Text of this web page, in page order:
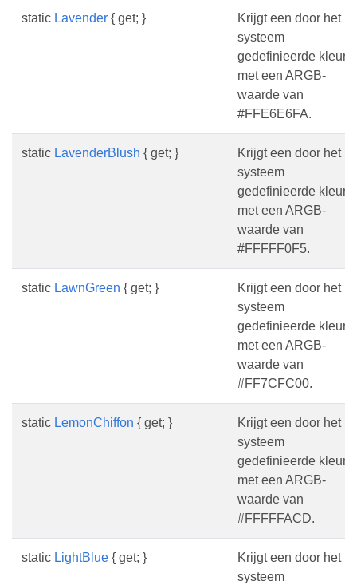
static Lavender { get; }
Krijgt een door het
systeem
gedefinieerde kleur
met een ARGB-
waarde van
#FFE6E6FA.
static LavenderBlush { get; }
Krijgt een door het
systeem
gedefinieerde kleur
met een ARGB-
waarde van
#FFFFF0F5.
static LawnGreen { get; }
Krijgt een door het
systeem
gedefinieerde kleur
met een ARGB-
waarde van
#FF7CFC00.
static LemonChiffon { get; }
Krijgt een door het
systeem
gedefinieerde kleur
met een ARGB-
waarde van
#FFFFFACD.
static LightBlue { get; }
Krijgt een door het
systeem